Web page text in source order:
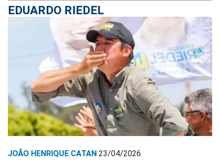
EDUARDO RIEDEL
JOÃO HENRIQUE CATAN 23/04/2026